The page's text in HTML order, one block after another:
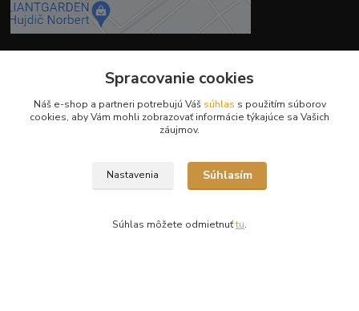
+421 944 394 715
Spracovanie cookies
Náš e-shop a partneri potrebujú Váš súhlas s použitím súborov
cookies, aby Vám mohli zobrazovať informácie týkajúce sa Vašich
záujmov.
Nastavenia Súhlasím
Súhlas môžete odmietnuťtu.